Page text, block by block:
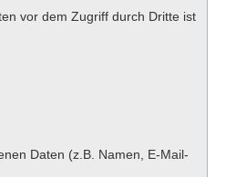
vor dem Zugriff durch Dritte ist
Daten (z.B. Namen, E-Mail-